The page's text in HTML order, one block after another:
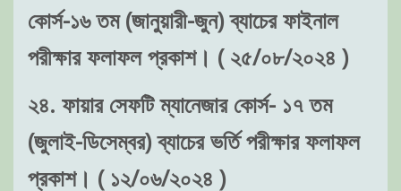
কোর্স-১৬ তম (জানুয়ারী-জুন) ব্যাচের ফাইনাল
পরীক্ষার ফলাফল প্রকাশ। ( ২৫/০৮/২০২৪ )
২৪. ফায়ার সেফটি ম্যানেজার কোর্স- ১৭ তম
(জুলাই-ডিসেম্বর) ব্যাচের ভর্তি পরীক্ষার ফলাফল
প্রকাশ। ( ১২/০৬/২০২৪ )